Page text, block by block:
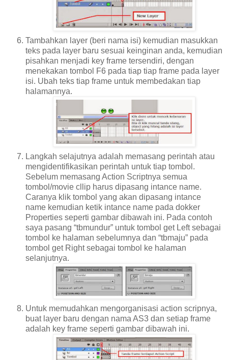
Tambahkan layer (beri nama isi) kemudian masukkan
teks pada layer baru sesuai keinginan anda, kemudian
pisahkan menjadi key frame tersendiri, dengan
menekakan tombol F6 pada tiap tiap frame pada layer
isi. Ubah teks tiap frame untuk membedakan tiap
halamannya.
Langkah selajutnya adalah memasang perintah atau
mengidentifikasikan perintah untuk tiap tombol.
Sebelum memasang Action Scriptnya semua
tombol/movie cllip harus dipasang intance name.
Caranya klik tombol yang akan dipasang intance
name kemudian ketik intance name pada dokker
Properties seperti gambar dibawah ini. Pada contoh
saya pasang “tbmundur” untuk tombol get Left sebagai
tombol ke halaman sebelumnya dan “tbmaju” pada
tombol get Right sebagai tombol ke halaman
selanjutnya.
Untuk memudahkan mengorganisasi action scripnya,
buat layer baru dengan nama AS3 dan setiap frame
adalah key frame seperti gambar dibawah ini.